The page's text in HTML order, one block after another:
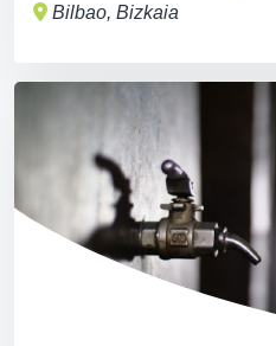
Bilbao, Bizkaia